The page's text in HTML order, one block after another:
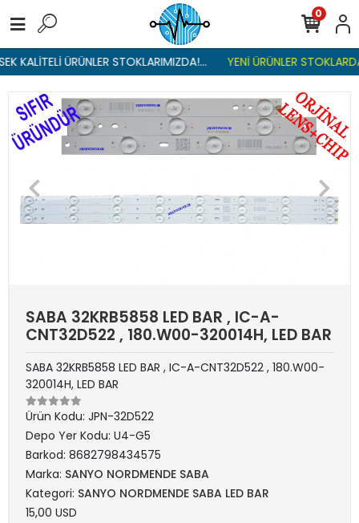
KALİTELİ ÜRÜNLER STOKLARIMIZDA!... YENİ ÜRÜNLER
0
SABA 32KRB5858 LED BAR , IC-A-
CNT32D522 , 180.W00-320014H, LED BAR
SABA 32KRB5858 LED BAR , IC-A-CNT32D522 , 180.W00-
320014H, LED BAR
Ürün Kodu: JPN-32D522
Depo Yer Kodu: U4-G5
Barkod: 8682798434575
Marka: SANYO NORDMENDE SABA
Kategori: SANYO NORDMENDE SABA LED BAR
15,00 USD